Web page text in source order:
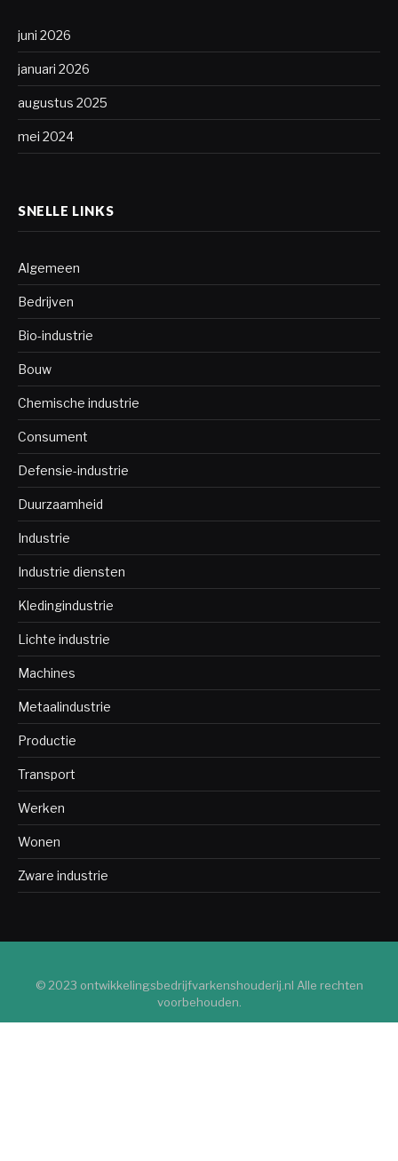
juni 2026
januari 2026
augustus 2025
mei 2024
SNELLE LINKS
Algemeen
Bedrijven
Bio-industrie
Bouw
Chemische industrie
Consument
Defensie-industrie
Duurzaamheid
Industrie
Industrie diensten
Kledingindustrie
Lichte industrie
Machines
Metaalindustrie
Productie
Transport
Werken
Wonen
Zware industrie
© 2023 ontwikkelingsbedrijfvarkenshouderij.nl Alle rechten
voorbehouden.